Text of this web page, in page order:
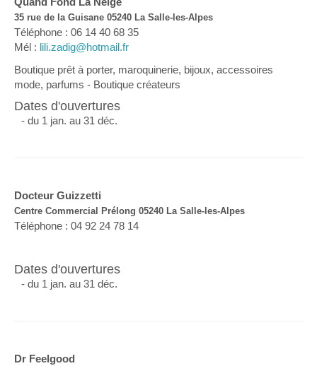
35 rue de la Guisane 05240 La Salle-les-Alpes
Téléphone : 06 14 40 68 35
Mél : lili.zadig@hotmail.fr
Boutique prêt à porter, maroquinerie, bijoux, accessoires
mode, parfums - Boutique créateurs
Dates d'ouvertures
- du 1 jan. au 31 déc.
Docteur Guizzetti
Centre Commercial Prélong 05240 La Salle-les-Alpes
Téléphone : 04 92 24 78 14
Dates d'ouvertures
- du 1 jan. au 31 déc.
Dr Feelgood